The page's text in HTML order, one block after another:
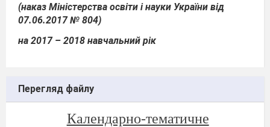
(наказ Міністерства освіти і науки України від
07.06.2017 № 804)
на 2017 – 2018 навчальний рік
Перегляд файлу
Календарно-тематичне